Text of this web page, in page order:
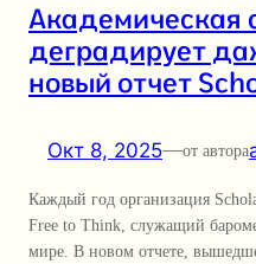
Академическая
деградирует
новый отчет
Окт 8, 2025—от автора
Каждый год организация
Free to Think, служащий
мире. В новом отчете,